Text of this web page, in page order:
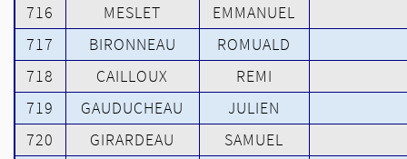
716
MESLET
EMMANUEL
717
BIRONNEAU
ROMUALD
718
CAILLOUX
REMI
719
GAUDUCHEAU
JULIEN
720
GIRARDEAU
SAMUEL